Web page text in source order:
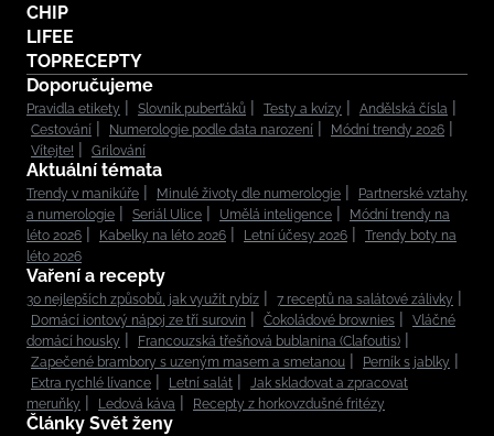
CHIP
LIFEE
TOPRECEPTY
Doporučujeme
Pravidla etikety Slovník puberťáků Testy a kvízy
Andělská čísla
Cestování
Numerologie podle data narození
Módní trendy 2026
Vítejte!
Grilování
Aktuální témata
Trendy v manikúře Minulé životy dle numerologie
Partnerské vztahy
a numerologie
Seriál Ulice Umělá inteligence
Módní trendy na
léto 2026
Kabelky na léto 2026 Letní účesy 2026
Trendy boty na
léto 2026
Vaření a recepty
30 nejlepších způsobů, jak využít rybíz
7 receptů na salátové zálivky
Domácí iontový nápoj ze tří surovin
Čokoládové brownies
Vláčné
domácí housky
Francouzská třešňová bublanina (Clafoutis)
Zapečené brambory s uzeným masem a smetanou
Perník s jablky
Extra rychlé lívance
Letní salát
Jak skladovat a zpracovat
meruňky
Ledová káva Recepty z horkovzdušné fritézy
Články Svět ženy